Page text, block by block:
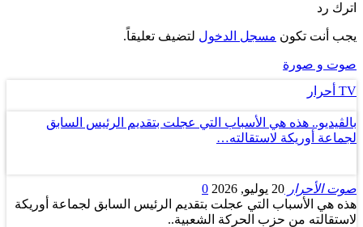
اترك رد
يجب أنت تكون مسجل الدخول لتضيف تعليقاً.
صوت و صورة
TV أحرار
بالڤيديو.. هذه هي الأسباب التي عجلت بتقديم الرئيس السابق
لجماعة أوريكة لاستقالته…
صوت الأحرار 20 يوليو, 2026
0
هذه هي الأسباب التي عجلت بتقديم الرئيس السابق لجماعة أوريكة
لاستقالته من حزب الحركة الشعبية..